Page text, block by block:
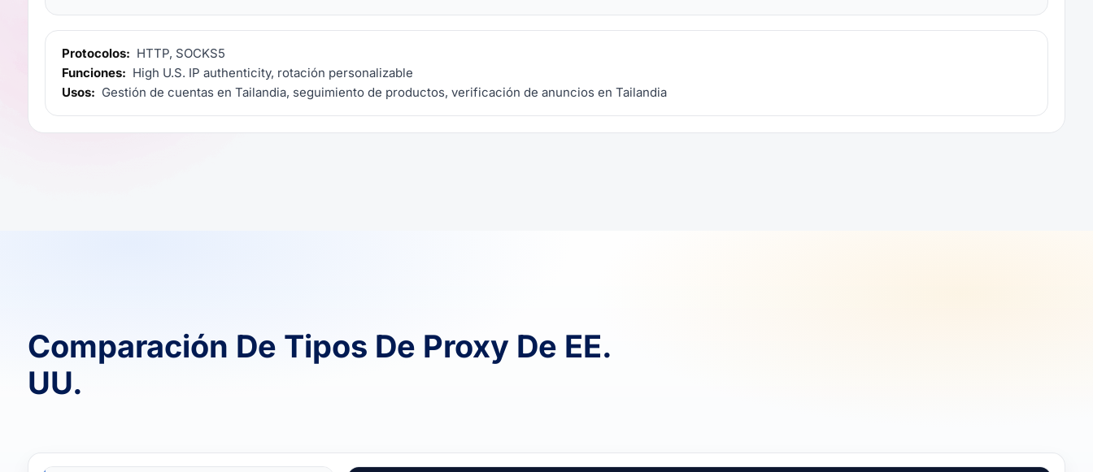
Protocolos: HTTP, SOCKS5
Funciones: High U.S. IP authenticity, rotación personalizable
Usos: Gestión de cuentas en Tailandia, seguimiento de productos, verificación de anuncios en Tailandia
Comparación De Tipos De Proxy De EE.
UU.